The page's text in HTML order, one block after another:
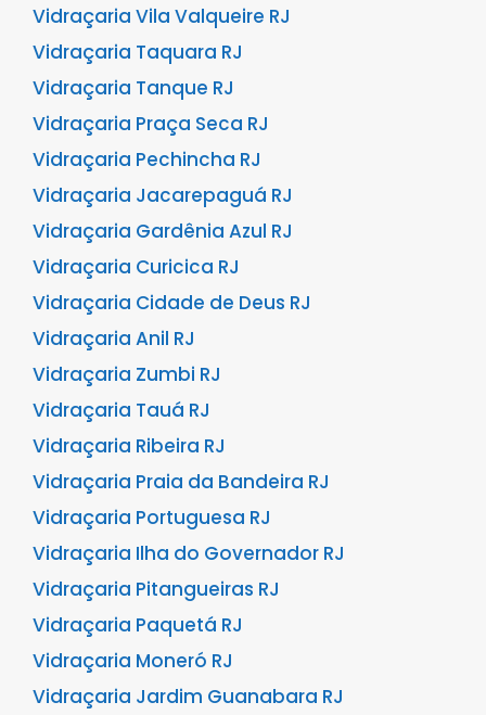
Vidraçaria Vila Valqueire RJ
Vidraçaria Taquara RJ
Vidraçaria Tanque RJ
Vidraçaria Praça Seca RJ
Vidraçaria Pechincha RJ
Vidraçaria Jacarepaguá RJ
Vidraçaria Gardênia Azul RJ
Vidraçaria Curicica RJ
Vidraçaria Cidade de Deus RJ
Vidraçaria Anil RJ
Vidraçaria Zumbi RJ
Vidraçaria Tauá RJ
Vidraçaria Ribeira RJ
Vidraçaria Praia da Bandeira RJ
Vidraçaria Portuguesa RJ
Vidraçaria Ilha do Governador RJ
Vidraçaria Pitangueiras RJ
Vidraçaria Paquetá RJ
Vidraçaria Moneró RJ
Vidraçaria Jardim Guanabara RJ